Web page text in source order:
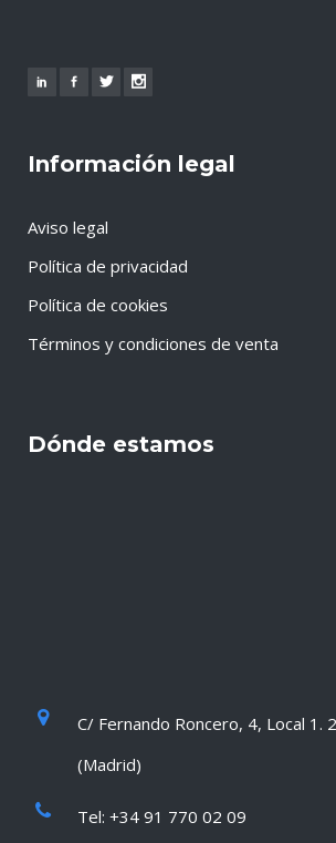
Información legal
Aviso legal
Política de privacidad
Política de cookies
Términos y condiciones de venta
Dónde estamos
C/ Fernando Roncero, 4, Local 1.
(Madrid)
Tel: +34 91 770 02 09